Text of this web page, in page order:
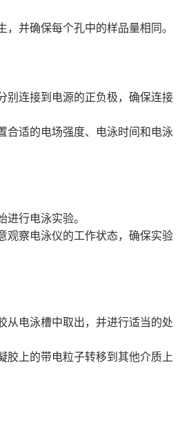
，并确保每个孔中的样品量相同。
别连接到电源的正负极，确保连接
合适的电场强度、电泳时间和电泳
进行电泳实验。
观察电泳仪的工作状态，确保实验
从电泳槽中取出，并进行适当的处
胶上的带电粒子转移到其他介质上